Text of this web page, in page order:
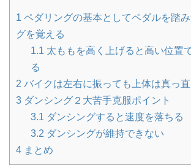
1 ペダリングの基本としてペダルを踏
グを覚える
1.1 太ももを高く上げると高い位置
る
2 バイクは左右に振っても上体は真っ
3 ダンシング２大苦手克服ポイント
3.1 ダンシングすると速度を落ちる
3.2 ダンシングが維持できない
4 まとめ